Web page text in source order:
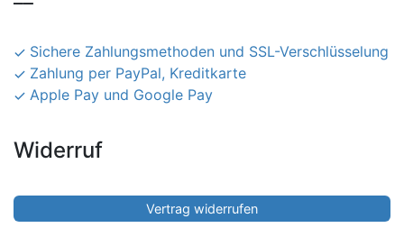
Sichere Zahlungsmethoden und SSL-Verschlüsselung
Zahlung per PayPal, Kreditkarte
Apple Pay und Google Pay
Widerruf
Vertrag widerrufen